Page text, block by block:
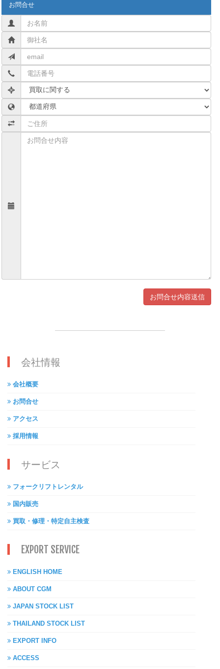
お問合せ
会社情報
会社概要
お問合せ
アクセス
採用情報
サービス
フォークリフトレンタル
国内販売
買取・修理・特定自主検査
EXPORT SERVICE
ENGLISH HOME
ABOUT CGM
JAPAN STOCK LIST
THAILAND STOCK LIST
EXPORT INFO
ACCESS